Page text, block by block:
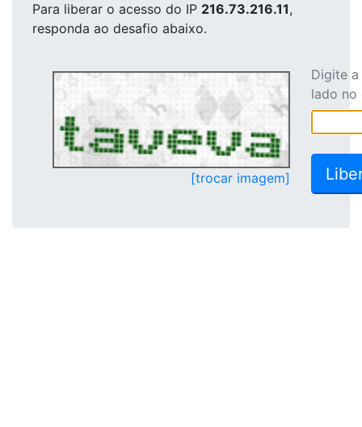
Para liberar o acesso do IP 216.73.216.11,
responda ao desafio abaixo.
[trocar imagem]
Digite
lado no